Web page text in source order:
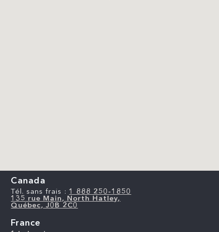
Canada
Tél. sans frais : 1 888 250-1850
135 rue Main, North Hatley,
Québec, J0B 2C0
France